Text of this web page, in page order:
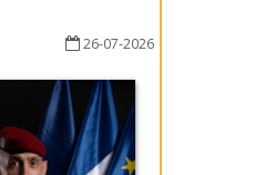
26-07-2026